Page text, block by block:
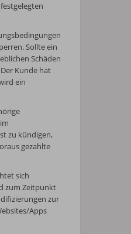
Sollte ein
Schäden
Kunde hat
ein
zu kündigen,
gezahlte
sich
zum Zeitpunkt
zur
Apps